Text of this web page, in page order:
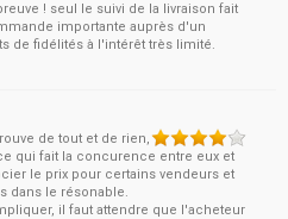
! seul le suivi de la livraison fait
importante auprès d'un
de fidélités à l'intérêt très limité.
de tout et de rien,
qui fait la concurence entre eux et
le prix pour certains vendeurs et
dans le résonable.
il faut attendre que l'acheteur